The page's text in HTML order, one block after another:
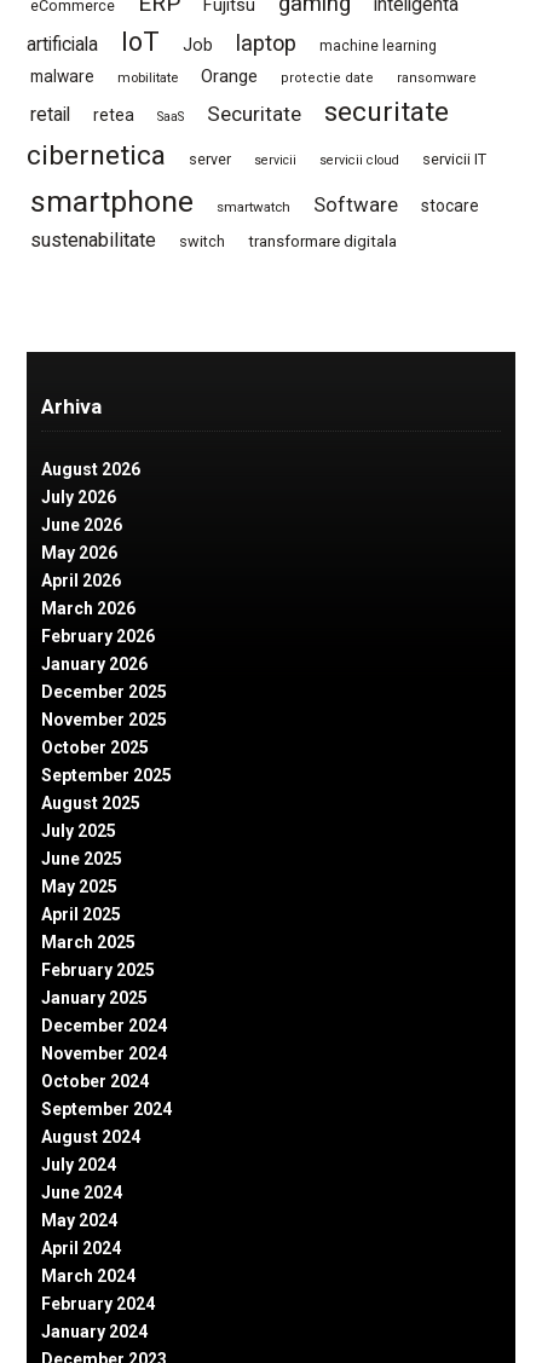
eCommerce Fujitsu
inteligenta
artificiala
IoT Job laptop machine learning
malware mobilitate Orange protectie date ransomware
retail retea SaaS Securitate
securitate
cibernetica
server servicii servicii cloud servicii IT
smartphone smartwatch Software stocare
sustenabilitate switch transformare digitala
Arhiva
August 2026
July 2026
June 2026
May 2026
April 2026
March 2026
February 2026
January 2026
December 2025
November 2025
October 2025
September 2025
August 2025
July 2025
June 2025
May 2025
April 2025
March 2025
February 2025
January 2025
December 2024
November 2024
October 2024
September 2024
August 2024
July 2024
June 2024
May 2024
April 2024
March 2024
February 2024
January 2024
December 2023